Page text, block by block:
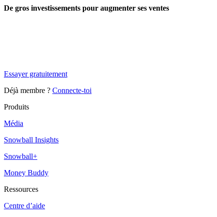
De gros investissements pour augmenter ses ventes
Essayer gratuitement
Déjà membre ? Connecte-toi
Produits
Média
Snowball Insights
Snowball+
Money Buddy
Ressources
Centre d’aide